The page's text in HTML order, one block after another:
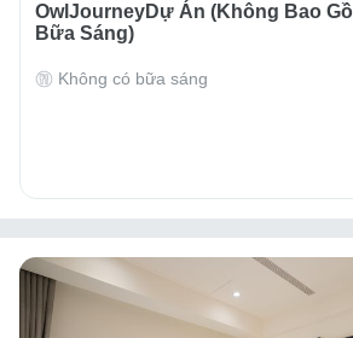
OwlJourneyDự Án (Không Bao
Bữa Sáng)
Không có bữa sáng